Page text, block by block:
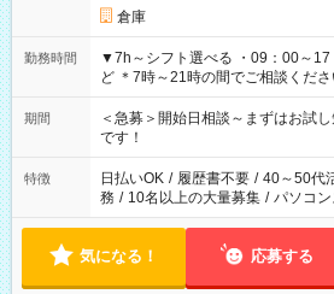
倉庫
勤務時間
▼7h～シフト選べる ・09：00～
ど ＊7時～21時の間でご相談くださ
期間
＜急募＞開始日相談～まずはお試
です！
特徴 日払いOK / 履歴書不要 / 40～50代
務 / 10名以上の大量募集 / パソコ
気になる！ 応募する